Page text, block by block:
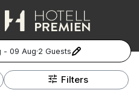
- 09 Aug·2 Guests
Filters